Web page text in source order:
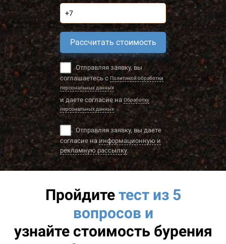
Рассчитать стоимость
Отправляя заявку, вы
соглашаетесь с Политикой обработки
персональных данных
и даете согласие на Обработку
персональных данных
Отправляя заявку, вы даете
согласие наинформационную и
рекламную рассылку
Пройдитетест из 5
вопросов и
узнайте стоимость бурения